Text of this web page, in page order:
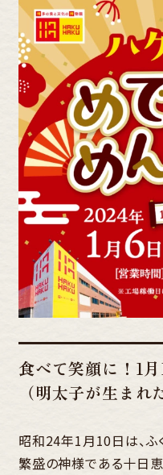
食べて笑顔に！1
（明太子が生まれ
昭和24年1月10日は、ふ
繁盛の神様である十日